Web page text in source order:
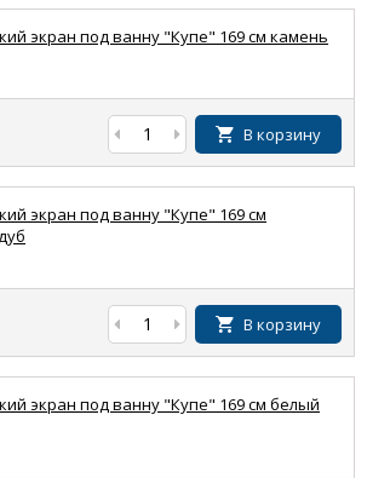
экран под ванну "Купе" 169 см камень
В корзину
экран под ванну "Купе" 169 см
В корзину
экран под ванну "Купе" 169 см белый